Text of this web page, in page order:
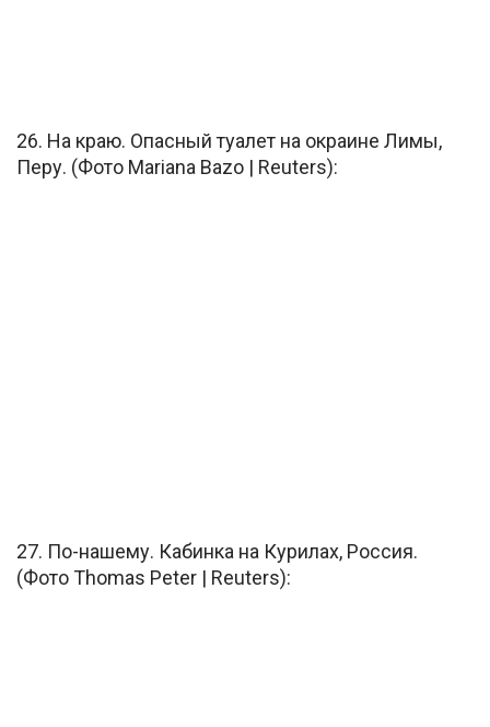
26. На краю. Опасный туалет на окраине Лимы,
Перу. (Фото Mariana Bazo | Reuters):
27. По-нашему. Кабинка на Курилах, Россия.
(Фото Thomas Peter | Reuters):